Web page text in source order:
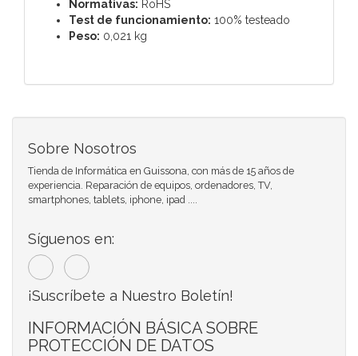
Normativas: RoHS
Test de funcionamiento: 100% testeado
Peso: 0,021 kg
Sobre Nosotros
Tienda de Informática en Guissona, con más de 15 años de
experiencia. Reparación de equipos, ordenadores, TV,
smartphones, tablets, iphone, ipad ....
Síguenos en:
¡Suscríbete a Nuestro Boletín!
INFORMACIÓN BÁSICA SOBRE
PROTECCIÓN DE DATOS